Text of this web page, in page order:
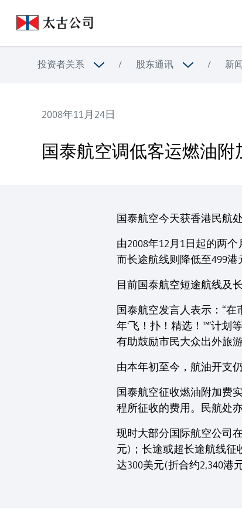
投资者关系 / 股东通讯 / 新
2008年11月24日
国泰航空调低客运燃油附
国泰航空今天获香港民航
由2008年12月1日起的两
而长途航线则降低至499港
目前国泰航空短途航线及
国泰航空发言人表示：“
年‘飞！扑！精选！™’计
有助鼓励市民大众出外旅
由本年初至今，航油开支
国泰航空征收燃油附加费
程所征收的费用。民航处
现时大部分国际航空公司
元)；长途或超长途航线征
达300美元(折合约2,340港